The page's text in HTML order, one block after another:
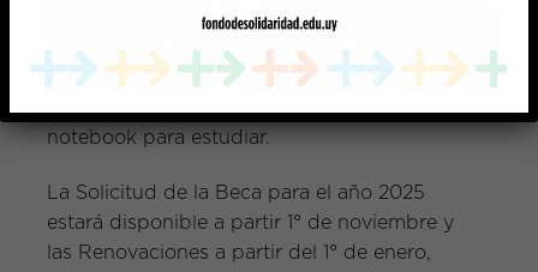
talleres, charlas, beneficios y ayudas
especiales. En este marco, desde el año 2020
cuenta con el Programa Estucompuque
benefició a 1.164 jóvenes que recibieron una
notebook para estudiar.
La Solicitud de la Beca para el año 2025
estará disponible a partir 1° de noviembre y
las Renovaciones a partir del 1° de enero,